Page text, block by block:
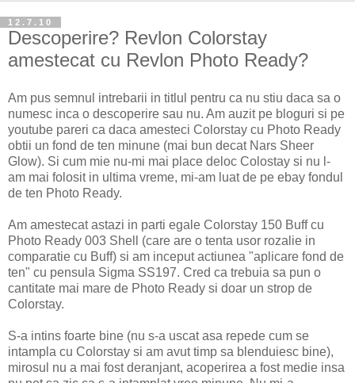
12.7.10
Descoperire? Revlon Colorstay
amestecat cu Revlon Photo Ready?
Am pus semnul intrebarii in titlul pentru ca nu stiu daca sa o
numesc inca o descoperire sau nu. Am auzit pe bloguri si pe
youtube pareri ca daca amesteci Colorstay cu Photo Ready
obtii un fond de ten minune (mai bun decat Nars Sheer
Glow). Si cum mie nu-mi mai place deloc Colostay si nu l-
am mai folosit in ultima vreme, mi-am luat de pe ebay fondul
de ten Photo Ready.
Am amestecat astazi in parti egale Colorstay 150 Buff cu
Photo Ready 003 Shell (care are o tenta usor rozalie in
comparatie cu Buff) si am inceput actiunea "aplicare fond de
ten" cu pensula Sigma SS197. Cred ca trebuia sa pun o
cantitate mai mare de Photo Ready si doar un strop de
Colorstay.
S-a intins foarte bine (nu s-a uscat asa repede cum se
intampla cu Colorstay si am avut timp sa blenduiesc bine),
mirosul nu a mai fost deranjant, acoperirea a fost medie insa